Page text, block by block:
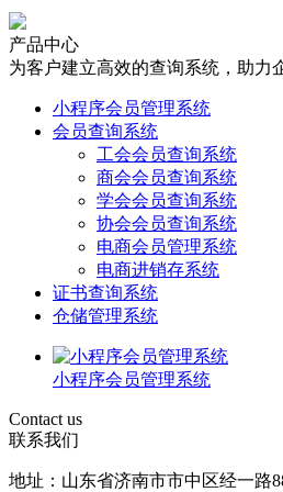
产品中心
为客户建立高效的查询系统，助力
小程序会员管理系统
会员查询系统
工会会员查询系统
商会会员查询系统
学会会员查询系统
协会会员查询系统
电商会员管理系统
电商进销存系统
证书查询系统
仓储管理系统
小程序会员管理系统
Contact us
联系我们
地址：山东省济南市市中区经一路